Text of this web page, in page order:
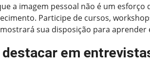
a imagem pessoal não é um
Participe de cursos,
sua disposição para
destacar em